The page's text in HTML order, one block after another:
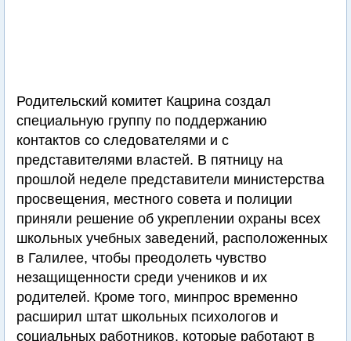
Родительский комитет Кацрина создал
специальную группу по поддержанию
контактов со следователями и с
представителями властей. В пятницу на
прошлой неделе представители министерства
просвещения, местного совета и полиции
приняли решение об укреплении охраны всех
школьных учебных заведений, расположенных
в Галилее, чтобы преодолеть чувство
незащищенности среди учеников и их
родителей. Кроме того, минпрос временно
расширил штат школьных психологов и
социальных работников, которые работают в